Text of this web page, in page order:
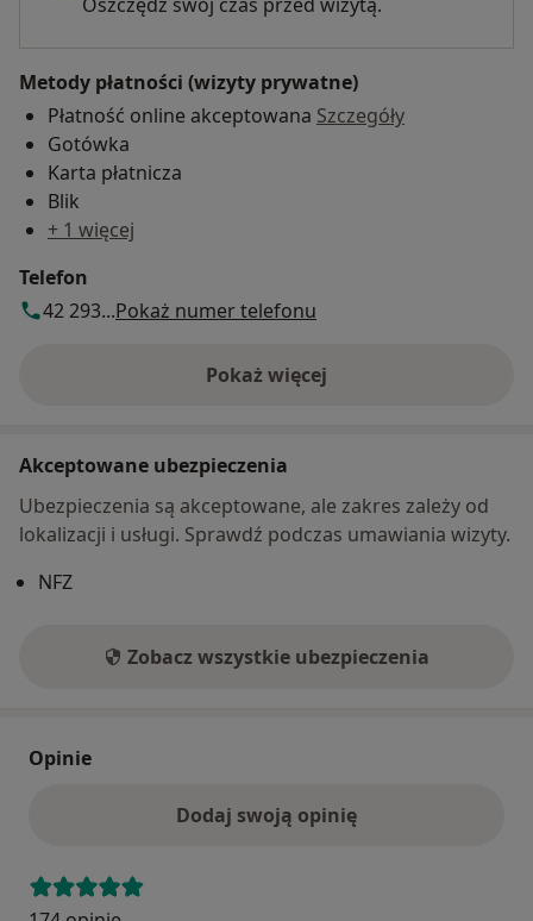
Metody płatności (wizyty prywatne)
Płatność online akceptowana Szczegóły
Gotówka
Karta płatnicza
Blik
+ 1 więcej
Telefon
42 293...Pokaż numer telefonu
Pokaż więcej
o adresie
Akceptowane ubezpieczenia
Ubezpieczenia są akceptowane, ale zakres zależy od
lokalizacji i usługi. Sprawdź podczas umawiania wizyty.
NFZ
Zobacz wszystkie ubezpieczenia
Opinie
Dodaj swoją opinię